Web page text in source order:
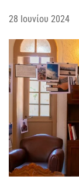
28 Ιουνίου 2024